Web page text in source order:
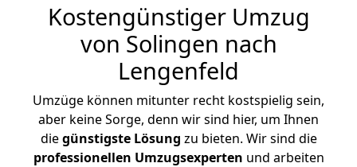
Kostengünstiger Umzug
von Solingen nach
Lengenfeld
Umzüge können mitunter recht kostspielig sein,
aber keine Sorge, denn wir sind hier, um Ihnen
diegünstigste Lösung zu bieten. Wir sind die
professionellen Umzugsexperten und arbeiten